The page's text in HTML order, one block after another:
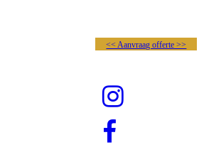
<< Aanvraag offerte >>